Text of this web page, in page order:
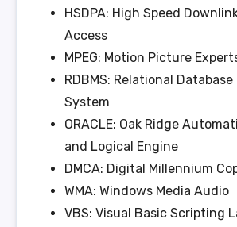
HSDPA: High Speed
Access
MPEG: Motion Picture
RDBMS: Relational
System
ORACLE: Oak Ridge
and Logical Engine
DMCA: Digital Millennium
WMA: Windows Media Audio
VBS: Visual Basic Scripting